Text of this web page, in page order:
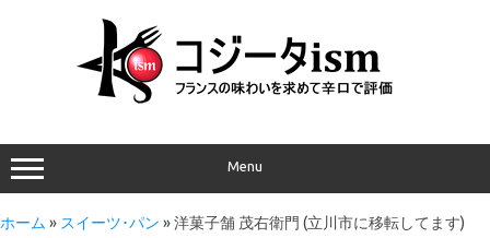
Menu
ホーム » スイーツ･パン »洋菓子舗 茂右衛門 (立川市に移転してます)